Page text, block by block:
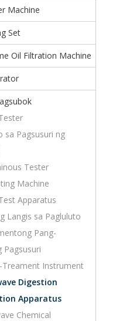
Machine
Set
Oil Filtration Machine
sa Pagsusuri ng
Tester
Machine
Apparatus
Langis sa Pagluluto
Pang-
Pagsusuri
Treament Instrument
Digestion
Apparatus
Chemical